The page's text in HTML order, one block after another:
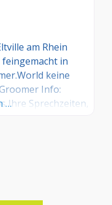
am Rhein
in
keine
Info:
Ihre Sprechzeiten,
…